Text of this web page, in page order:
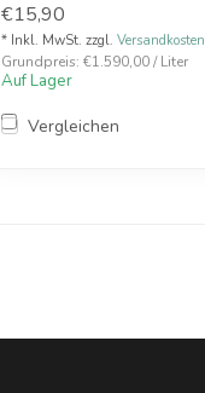
€15,90
* Inkl. MwSt. zzgl. Versandkosten
Grundpreis: €1.590,00 / Liter
Auf Lager
Vergleichen